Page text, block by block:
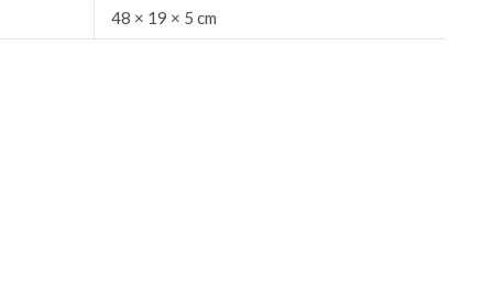
48 × 19 × 5 cm